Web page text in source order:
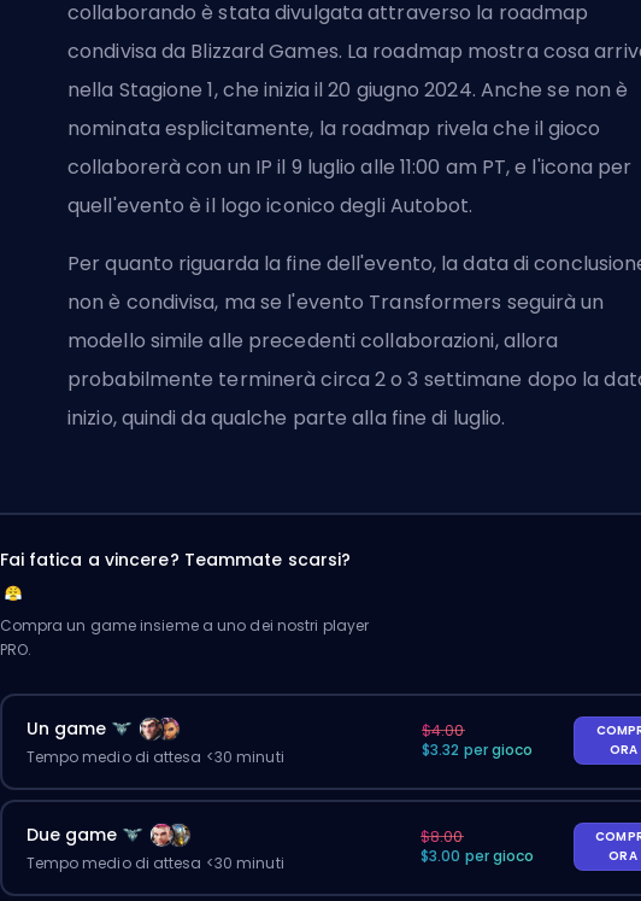
collaborando è stata divulgata attraverso la roadmap
condivisa da Blizzard Games. La roadmap mostra cosa
nella Stagione 1, che inizia il 20 giugno 2024. Anche se non è
nominata esplicitamente, la roadmap rivela che il gioco
collaborerà con un IP il 9 luglio alle 11:00 am PT, e l'icona per
quell'evento è il logo iconico degli Autobot.
Per quanto riguarda la fine dell'evento, la data di
non è condivisa, ma se l'evento Transformers seguirà un
modello simile alle precedenti collaborazioni, allora
probabilmente terminerà circa 2 o 3 settimane dopo la
inizio, quindi da qualche parte alla fine di luglio.
Fai fatica a vincere? Teammate scarsi?
Compra un game insieme a uno dei nostri player
PRO.
Un game
Tempo medio di attesa <30 minuti
$4.00
$3.32 per gioco
ORA
Due game
Tempo medio di attesa <30 minuti
$8.00
$3.00 per gioco
ORA